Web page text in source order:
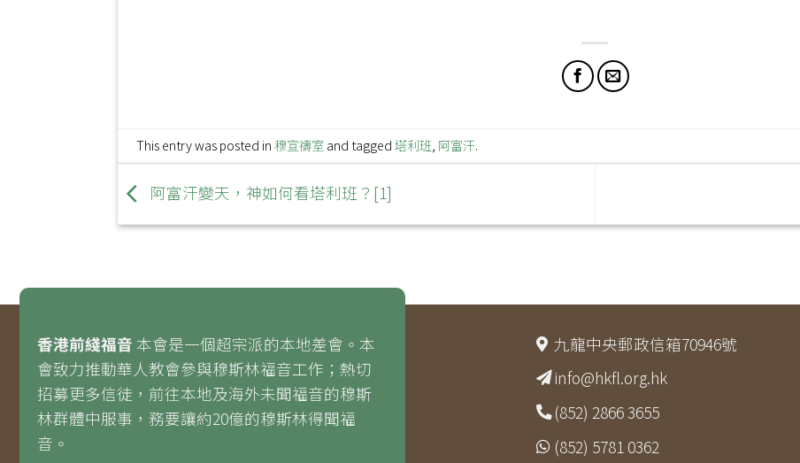
This entry was posted in 穆宣禱室 and tagged 塔利班 阿富汗.
阿富汗變天，神如何看塔利班？[1]
香港前綫福音 本會是一個超宗派的本地差會。本
會致力推動華人教會參與穆斯林福音工作；熱切
招募更多信徒，前往本地及海外未聞福音的穆斯
林群體中服事，務要讓約20億的穆斯林得聞福
音。
九龍中央郵政信箱70946號
info@hkfl.org.hk
(852) 2866 3655
(852) 5781 0362